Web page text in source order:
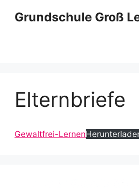
InhaltGrundschule Groß
Elternbriefe
Gewaltfrei-Lernen